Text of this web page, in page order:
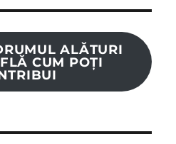
ALĂTURI
CUM POȚI